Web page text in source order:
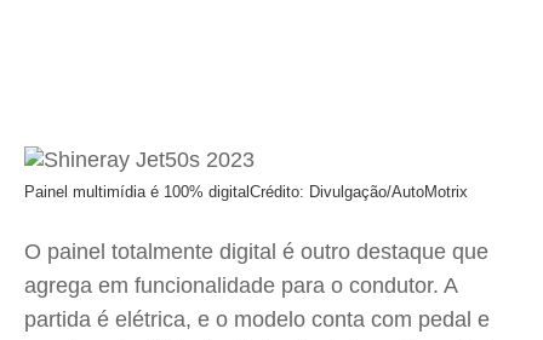
Painel multimídia é 100% digitalCrédito: Divulgação/AutoMotrix
O painel totalmente digital é outro destaque que
agrega em funcionalidade para o condutor. A
partida é elétrica, e o modelo conta com pedal e